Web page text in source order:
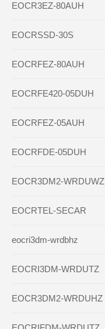
EOCR3EZ-80AUH
EOCRSSD-30S
EOCRFEZ-80AUH
EOCRFE420-05DUH
EOCRFEZ-05AUH
EOCRFDE-05DUH
EOCR3DM2-WRDUWZ
EOCRTEL-SECAR
eocri3dm-wrdbhz
EOCRI3DM-WRDUTZ
EOCR3DM2-WRDUHZ